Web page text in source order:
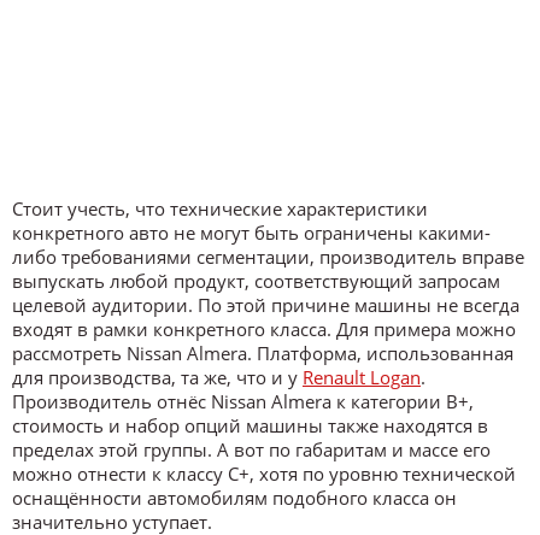
Стоит учесть, что технические характеристики
конкретного авто не могут быть ограничены какими-
либо требованиями сегментации, производитель вправе
выпускать любой продукт, соответствующий запросам
целевой аудитории. По этой причине машины не всегда
входят в рамки конкретного класса. Для примера можно
рассмотреть Nissan Almera. Платформа, использованная
для производства, та же, что и у Renault Logan.
Производитель отнёс Nissan Almera к категории B+,
стоимость и набор опций машины также находятся в
пределах этой группы. А вот по габаритам и массе его
можно отнести к классу C+, хотя по уровню технической
оснащённости автомобилям подобного класса он
значительно уступает.